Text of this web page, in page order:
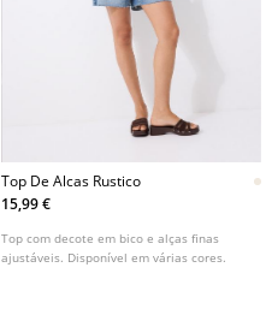
Top De Alcas Rustico
15,99 €
Top com decote em bico e alças finas
ajustáveis. Disponível em várias cores.